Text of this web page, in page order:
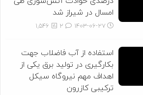
امسال در شیراز شد
۱۴۰۳-۰۶-۲۷ 1,546
استفاده از آب فاضلاب جهت
بکارگیری در تولید برق یکی از
اهداف مهم نیروگاه سیکل
ترکیبی کازرون